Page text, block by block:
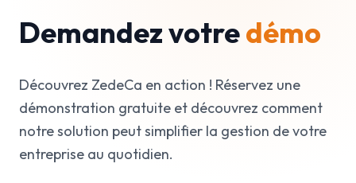
Demandez votredémo
Découvrez ZedeCa en action ! Réservez une
démonstration gratuite et découvrez comment
notre solution peut simplifier la gestion de votre
entreprise au quotidien.